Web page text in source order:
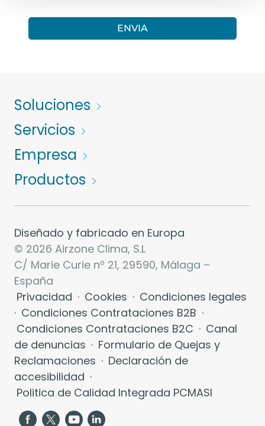
Soluciones
Servicios
Empresa
Productos
Diseñado y fabricado en Europa
© 2026 Airzone Clima, S.L
C/ Marie Curie nº 21, 29590, Málaga –
España
Privacidad · Cookies · Condiciones legales
· Condiciones Contrataciones B2B ·
Condiciones Contrataciones B2C · Canal
de denuncias · Formulario de Quejas y
Reclamaciones · Declaración de
accesibilidad ·
Politica de Calidad Integrada PCMASI